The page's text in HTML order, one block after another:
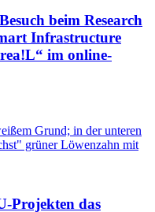
beim Research
Infrastructure
im online-
Projekten das